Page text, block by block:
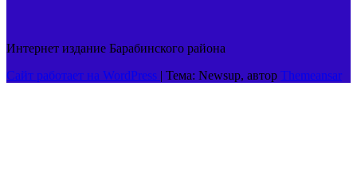
Интернет издание Барабинского района
Сайт работает на WordPress | Тема: Newsup, автор Themeansar